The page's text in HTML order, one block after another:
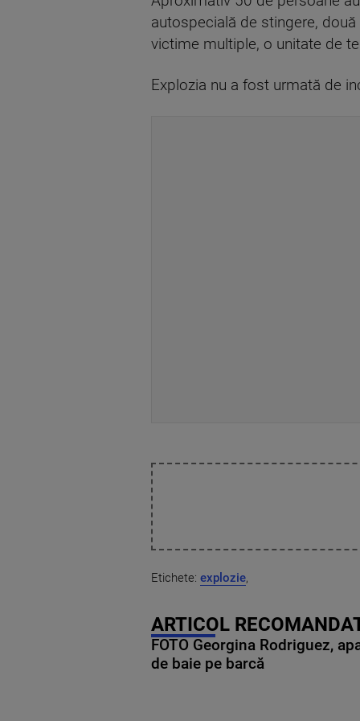
autospecială de stingere,
victime multiple, o unitate de
Explozia nu a fost urmată de
Etichete: explozie,
ARTICOL
FOTO Georgina Rodriguez,
de baie pe barcă